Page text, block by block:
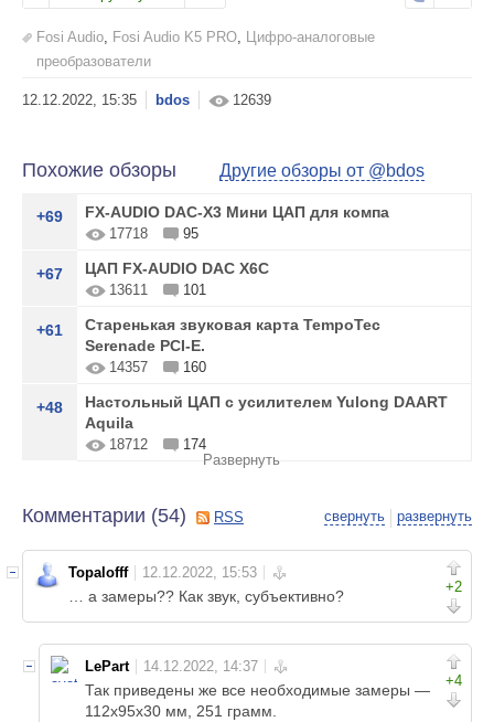
Fosi Audio, Fosi Audio K5 PRO, Цифро-аналоговые
преобразователи
bdos 12639
Похожие обзоры Другие обзоры от @bdos
+69 FX-AUDIO DAC-X3 Мини ЦАП для компа
17718 95
+67 ЦАП FX-AUDIO DAC X6C
13611 101
+61
Старенькая звуковая карта TempoTec
Serenade PCI-E.
14357 160
+48
Настольный ЦАП с усилителем Yulong DAART
Aquila
18712
174
Развернуть
свернуть развернуть
Комментарии (54) RSS
+2
Topalofff
… а замеры?? Как звук, субъективно?
+4
LePart
Так приведены же все необходимые замеры —
112х95х30 мм, 251 грамм.